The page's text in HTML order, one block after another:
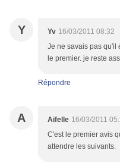
Y Yv 16/03/2011 08:32
Je ne savais pas qu'il
le premier. je reste
Répondre
A Aifelle 16/03/2011
C'est le premier avis
attendre les suivants.